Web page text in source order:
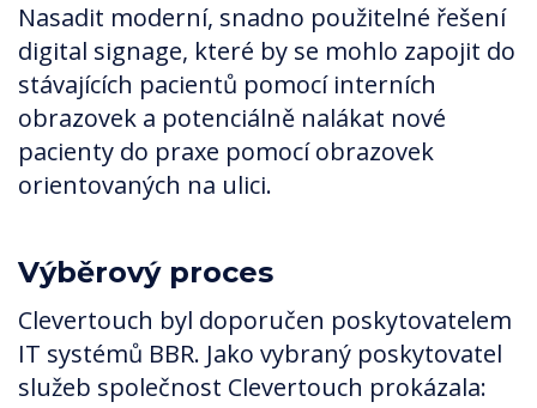
Nasadit moderní, snadno použitelné řešení
digital signage, které by se mohlo zapojit do
stávajících pacientů pomocí interních
obrazovek a potenciálně nalákat nové
pacienty do praxe pomocí obrazovek
orientovaných na ulici.
Výběrový proces
Clevertouch byl doporučen poskytovatelem
IT systémů BBR. Jako vybraný poskytovatel
služeb společnost Clevertouch prokázala: